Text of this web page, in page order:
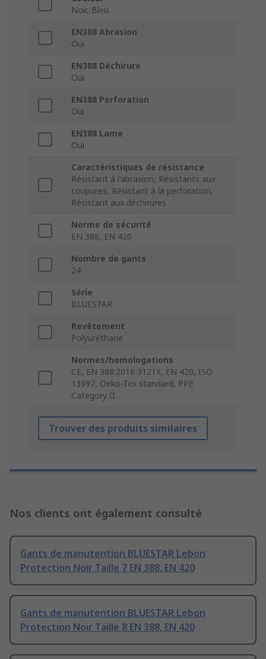
Noir, Bleu
EN388 Abrasion
Oui
EN388 Déchirure
Oui
EN388 Perforation
Oui
EN388 Lame
Oui
Caractéristiques de résistance
Résistant à l'abrasion, Résistants aux
coupures, Résistant à la perforation,
Résistant aux déchirures
Norme de sécurité
EN 388, EN 420
Nombre de gants
24
Série
BLUESTAR
Revêtement
Polyuréthane
Normes/homologations
CE, EN 388:2016 3121X, EN 420, ISO
13997, Oeko-Tex standard, PPE
Category II
Trouver des produits similaires
Nos clients ont également consulté
Gants de manutention BLUESTAR Lebon
Protection Noir Taille 7 EN 388, EN 420
Gants de manutention BLUESTAR Lebon
Protection Noir Taille 8 EN 388, EN 420